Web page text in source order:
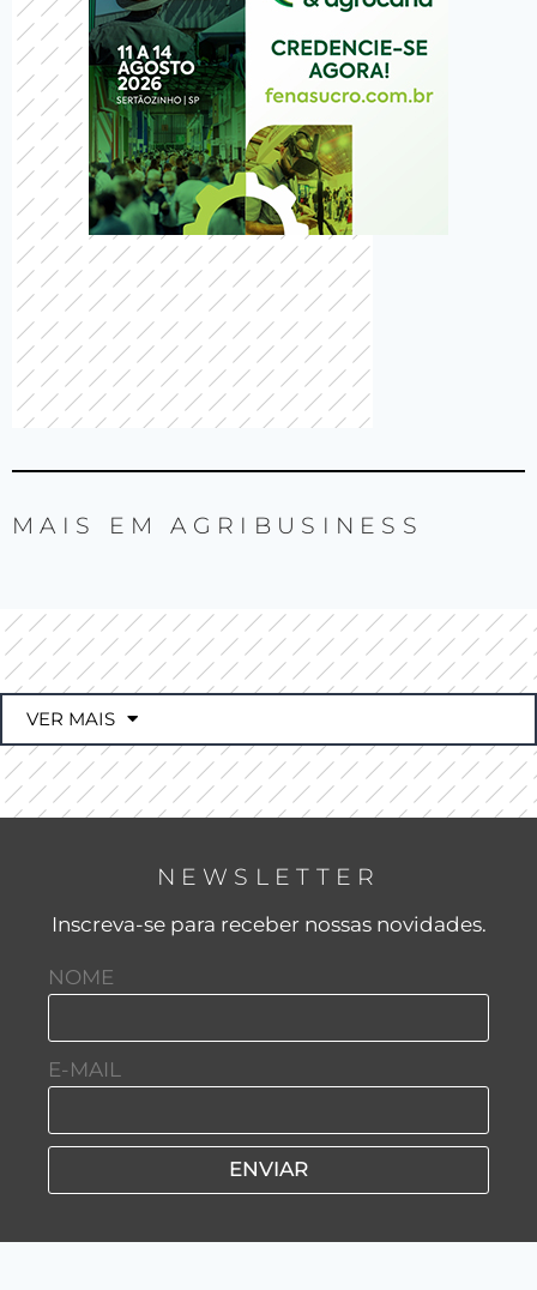
MAIS EMAGRIBUSINESS
VER MAIS
NEWSLETTER
Inscreva-se para receber nossas novidades.
NOME
E-MAIL
ENVIAR